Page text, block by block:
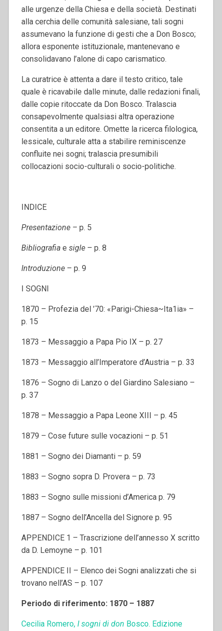
alle urgenze della Chiesa e della società. Destinati
alla cerchia delle comunità salesiane, tali sogni
assumevano la funzione di gesti che a Don Bosco;
allora esponente istituzionale, mantenevano e
consolidavano l’alone di capo carismatico.
La curatrice è attenta a dare il testo critico, tale
quale è ricavabile dalle minute, dalle redazioni finali,
dalle copie ritoccate da Don Bosco. Tralascia
consapevolmente qualsiasi altra operazione
consentita a un editore. Omette la ricerca filologica,
lessicale, culturale atta a stabilire reminiscenze
confluite nei sogni; tralascia presumibili
collocazioni socio-culturali o socio-politiche.
INDICE
Presentazione – p. 5
Bibliografia e sigle – p. 8
Introduzione – p. 9
I SOGNI
1870 – Profezia del ’70: «Parigi-Chiesa~Ita1ia» –
p. 15
1873 – Messaggio a Papa Pio IX – p. 27
1873 – Messaggio all’Imperatore d’Austria – p. 33
1876 – Sogno di Lanzo o del Giardino Salesiano –
p. 37
1878 – Messaggio a Papa Leone XIII – p. 45
1879 – Cose future sulle vocazioni – p. 51
1881 – Sogno dei Diamanti – p. 59
1883 – Sogno sopra D. Provera – p. 73
1883 – Sogno sulle missioni d’America p. 79
1887 – Sogno dell’Ancella del Signore p. 95
APPENDICE 1 – Trascrizione dell’annesso X scritto
da D. Lemoyne – p. 101
APPENDICE II – Elenco dei Sogni analizzati che si
trovano nell’AS – p. 107
Periodo di riferimento: 1870 – 1887
Cecilia Romero, I sogni di don Bosco. Edizione